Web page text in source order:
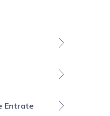
Entrate